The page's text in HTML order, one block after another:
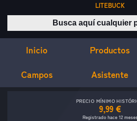
LITEBUCK
Buscar
Inicio Productos
Campos Asistente
PRECIO MÍNIMO
9,99 €
Registrado hace 12